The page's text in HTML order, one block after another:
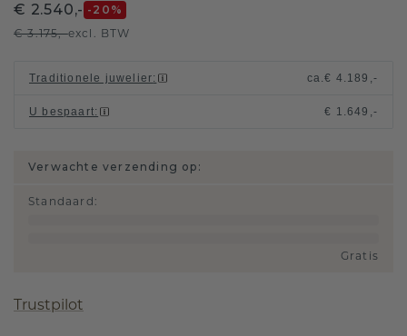
€ 2.540,- -20 %
€ 3.175,-excl. BTW
Traditionele juwelier: ca.€ 4.189,-
U bespaart: € 1.649,-
Verwachte verzending op:
Standaard :
Gratis
Trustpilot